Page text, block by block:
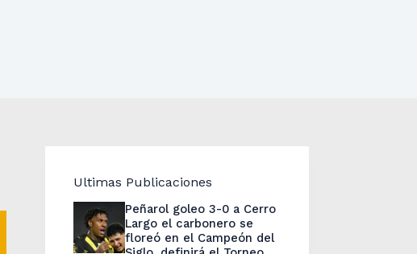
Ultimas Publicaciones
Peñarol goleo 3-0 a Cerro
Largo el carbonero se
floreó en el Campeón del